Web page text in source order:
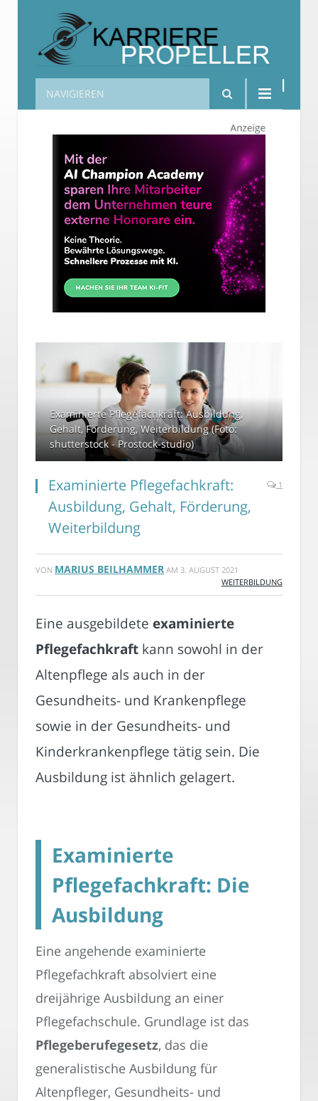
Karrierepropeller
NAVIGIEREN
Examinierte Pflegefachkraft: Ausbildung,
Gehalt, Förderung, Weiterbildung (Foto:
shutterstock - Prostock-studio)
Examinierte Pflegefachkraft:
Ausbildung, Gehalt, Förderung,
Weiterbildung
1
VON MARIUS BEILHAMMER AM 3. AUGUST 2021
WEITERBILDUNG
Eine ausgebildete examinierte
Pflegefachkraft kann sowohl in der
Altenpflege als auch in der
Gesundheits- und Krankenpflege
sowie in der Gesundheits- und
Kinderkrankenpflege tätig sein. Die
Ausbildung ist ähnlich gelagert.
Examinierte
Pflegefachkraft: Die
Ausbildung
Eine angehende examinierte
Pflegefachkraft absolviert eine
dreijährige Ausbildung an einer
Pflegefachschule. Grundlage ist das
Pflegeberufegesetz, das die
generalistische Ausbildung für
Altenpfleger, Gesundheits- und